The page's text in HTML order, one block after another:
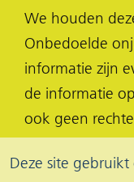
Cookies
Deze site gebruikt
Hier
We houden
Onbedoelde
informatie zijn
de informatie
ook geen